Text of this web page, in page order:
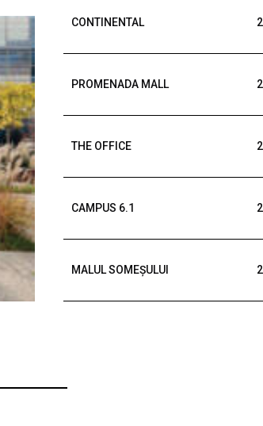
CONTINENTAL
PROMENADA MALL
THE OFFICE
CAMPUS 6.1
MALUL SOMEȘULUI